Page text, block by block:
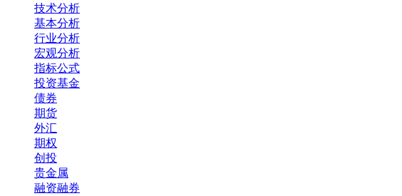
技术分析
基本分析
行业分析
宏观分析
指标公式
投资基金
债券
期货
外汇
期权
创投
贵金属
融资融券